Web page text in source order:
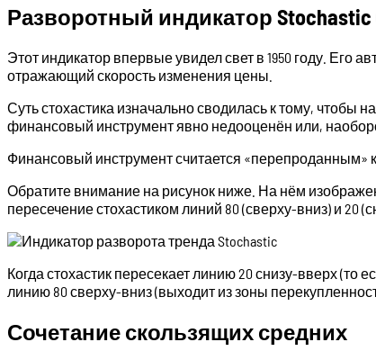
Разворотный индикатор Stochastic
Этот индикатор впервые увидел свет в 1950 году.
отражающий скорость изменения цены.
Суть стохастика изначально сводилась к тому,
финансовый инструмент явно недооценён или,
Финансовый инструмент считается «перепроданным»
Обратите внимание на рисунок ниже. На нём
пересечение стохастиком линий 80 (сверху-вниз) и 20
Когда стохастик пересекает линию 20 снизу-вверх (то
линию 80 сверху-вниз (выходит из зоны
Сочетание скользящих средних